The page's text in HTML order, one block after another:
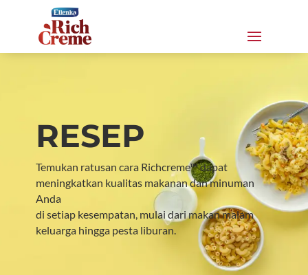
RESEP
Temukan ratusan cara Richcreme™ dapat
meningkatkan kualitas makanan dan minuman
Anda
di setiap kesempatan, mulai dari makan malam
keluarga hingga pesta liburan.